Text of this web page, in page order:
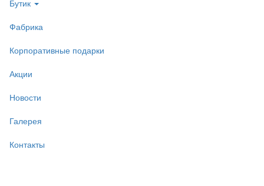
Бутик
Фабрика
Корпоративные подарки
Акции
Новости
Галерея
Контакты